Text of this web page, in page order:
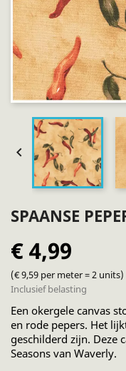

SPAANSE
€ 4,99
(€ 9,59 per meter = 2 units)
Inclusief belasting
Een okergele canvas
en rode pepers. Het
geschilderd zijn. Deze
Seasons van Waverly.